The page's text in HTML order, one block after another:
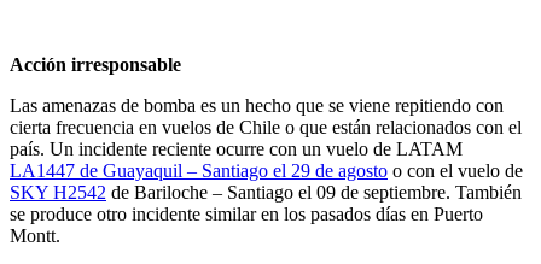
Acción irresponsable
Las amenazas de bomba es un hecho que se viene repitiendo con
cierta frecuencia en vuelos de Chile o que están relacionados con el
país. Un incidente reciente ocurre con un vuelo de LATAM
LA1447 de Guayaquil – Santiago el 29 de agosto o con el vuelo de
SKY H2542 de Bariloche – Santiago el 09 de septiembre. También
se produce otro incidente similar en los pasados días en Puerto
Montt.